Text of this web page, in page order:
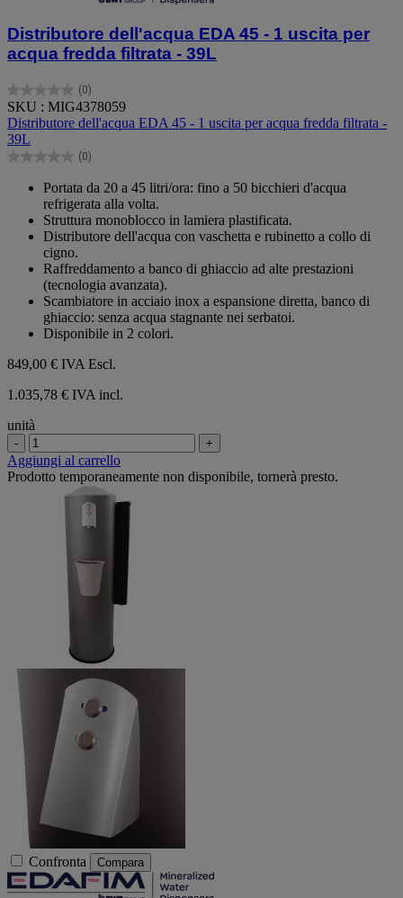
Distributore dell'acqua EDA 45 - 1 uscita per
acqua fredda filtrata - 39L
(0)
0.0
su
5
stelle.
SKU : MIG4378059
Distributore dell'acqua EDA 45 - 1 uscita per acqua fredda filtrata -
39L
(0)
0.0
Portata da 20 a 45 litri/ora: fino a 50 bicchieri d'acqua
refrigerata alla volta.
Struttura monoblocco in lamiera plastificata.
Distributore dell'acqua con vaschetta e rubinetto a collo di
cigno.
Raffreddamento a banco di ghiaccio ad alte prestazioni
(tecnologia avanzata).
Scambiatore in acciaio inox a espansione diretta, banco di
ghiaccio: senza acqua stagnante nei serbatoi.
Disponibile in 2 colori.
849,00 € IVA Escl.
1.035,78 € IVA incl.
unità
- +
Aggiungi al carrello
Prodotto temporaneamente non disponibile, tornerà presto.
Confronta Compara